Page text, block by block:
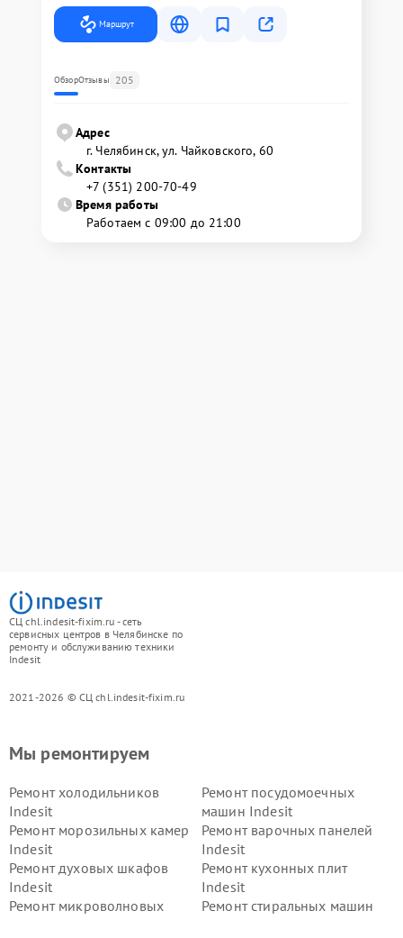
Маршрут
ОбзорОтзывы 205
Адрес
г. Челябинск, ул. Чайковского, 60
Контакты
+7 (351) 200-70-49
Время работы
Работаем с 09:00 до 21:00
СЦ chl.indesit-fixim.ru - сеть
сервисных центров в Челябинске по
ремонту и обслуживанию техники
Indesit
2021-2026 © СЦ chl.indesit-fixim.ru
Мы ремонтируем
Ремонт холодильников
Indesit
Ремонт посудомоечных
машин Indesit
Ремонт морозильных камер
Indesit
Ремонт варочных панелей
Indesit
Ремонт духовых шкафов
Indesit
Ремонт кухонных плит
Indesit
Ремонт микроволновых
Ремонт стиральных машин